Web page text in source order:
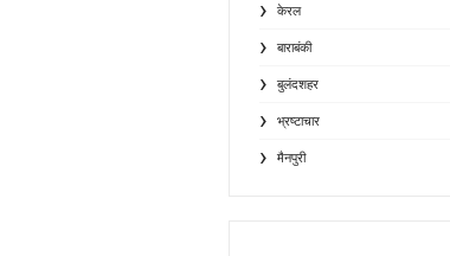
केरल
बाराबंकी
बुलंदशहर
भ्रष्टाचार
मैनपुरी